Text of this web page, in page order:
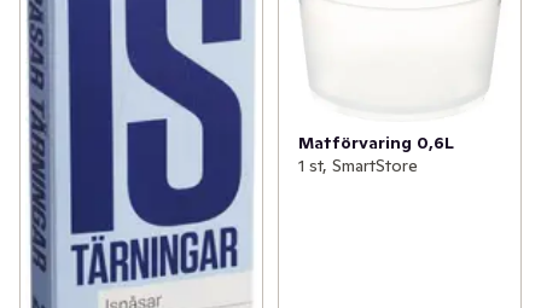
Matförvaring 0,6L
1 st, SmartStore